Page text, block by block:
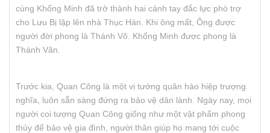
cùng Khổng Minh đã trở thành hai cánh tay đắc lực phò trợ
cho Lưu Bị lập lên nhà Thục Hán. Khi ông mất, Ông được
người đời phong là Thánh Võ. Khổng Minh được phong là
Thánh Văn.
Trước kia, Quan Công là một vị tướng quân hào hiệp trượng
nghĩa, luôn sẵn sàng đứng ra bảo vệ dân lành. Ngày nay, mọi
người coi tượng Quan Công giống như một vật phẩm phong
thủy để bảo vệ gia đình, người thân giúp họ mang tới cuộc